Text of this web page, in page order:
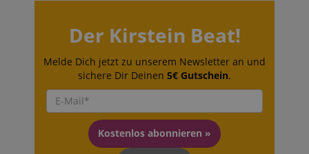
Der Kirstein Beat!
Melde Dich jetzt zu unserem Newsletter an und
sichere Dir Deinen 5€ Gutschein.
Kostenlos abonnieren »